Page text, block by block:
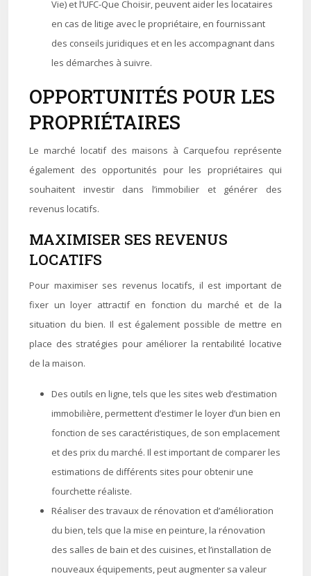
Vie) et l’UFC-Que Choisir, peuvent aider les locataires
en cas de litige avec le propriétaire, en fournissant
des conseils juridiques et en les accompagnant dans
les démarches à suivre.
OPPORTUNITÉS POUR LES
PROPRIÉTAIRES
Le marché locatif des maisons à Carquefou représente
également des opportunités pour les propriétaires qui
souhaitent investir dans l’immobilier et générer des
revenus locatifs.
MAXIMISER SES REVENUS
LOCATIFS
Pour maximiser ses revenus locatifs, il est important de
fixer un loyer attractif en fonction du marché et de la
situation du bien. Il est également possible de mettre en
place des stratégies pour améliorer la rentabilité locative
de la maison.
Des outils en ligne, tels que les sites web d’estimation
immobilière, permettent d’estimer le loyer d’un bien en
fonction de ses caractéristiques, de son emplacement
et des prix du marché. Il est important de comparer les
estimations de différents sites pour obtenir une
fourchette réaliste.
Réaliser des travaux de rénovation et d’amélioration
du bien, tels que la mise en peinture, la rénovation
des salles de bain et des cuisines, et l’installation de
nouveaux équipements, peut augmenter sa valeur